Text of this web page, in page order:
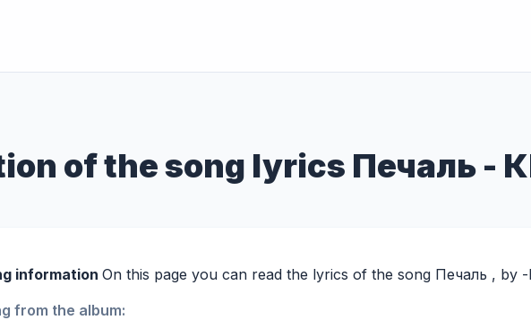
of the song lyrics Печаль -
information On this page you can read the lyrics of the song Печаль , by -
from the album: